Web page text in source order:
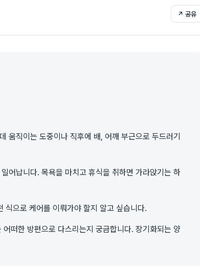
↗ 공유
움직이는 도중이나 직후에 배, 어깨 부근으로 두드러기
어납니다. 목욕을 마치고 휴식을 취하면 가라앉기는 하
식으로 케어를 이뤄가야 할지 알고 싶습니다.
떠한 방편으로 다스리는지 궁금합니다. 장기화되는 양